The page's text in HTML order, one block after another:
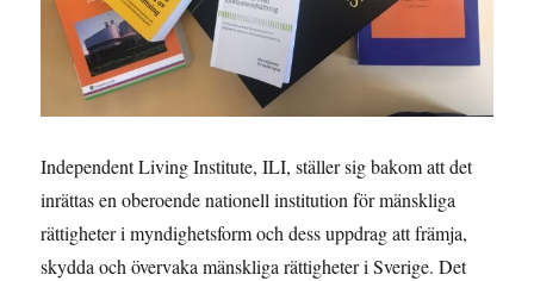
Independent Living Institute, ILI, ställer sig bakom att det
inrättas en oberoende nationell institution för mänskliga
rättigheter i myndighetsform och dess uppdrag att främja,
skydda och övervaka mänskliga rättigheter i Sverige. Det